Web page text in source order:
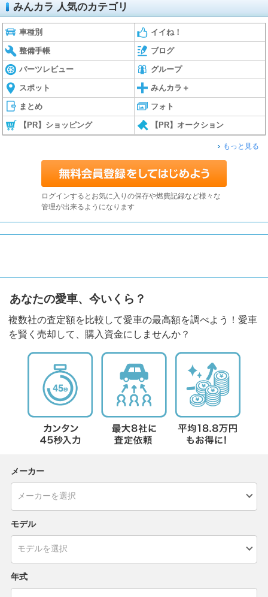
みんカラ 人気のカテゴリ
車種別 イイね！
整備手帳 ブログ
パーツレビュー グループ
スポット みんカラ＋
まとめ フォト
【PR】ショッピング 【PR】オークション
もっと見る
ログインするとお気に入りの保存や燃費記録など様々な
管理が出来るようになります
あなたの愛車、今いくら？
複数社の査定額を比較して愛車の最高額を調べよう！愛車
を賢く売却して、購入資金にしませんか？
メーカー
モデル
年式